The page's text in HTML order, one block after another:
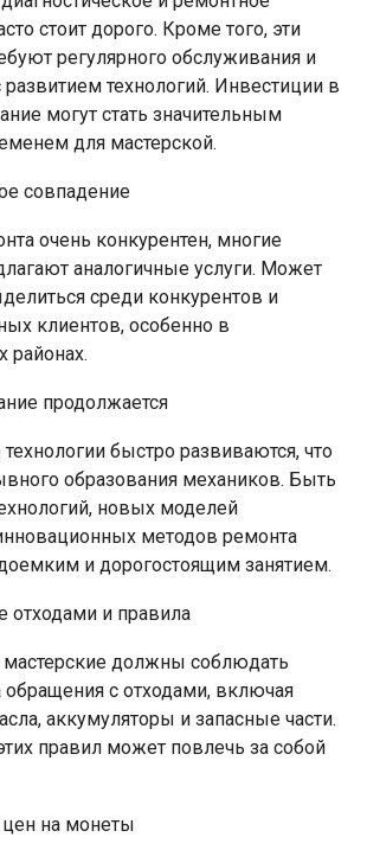
стоит дорого. Кроме того, эти
регулярного обслуживания и
развитием технологий. Инвестиции в
могут стать значительным
для мастерской.
совпадение
очень конкурентен, многие
аналогичные услуги. Может
среди конкурентов и
клиентов, особенно в
районах.
продолжается
быстро развиваются, что
образования механиков. Быть
новых моделей
методов ремонта
и дорогостоящим занятием.
отходами и правила
должны соблюдать
обращения с отходами, включая
аккумуляторы и запасные части.
правил может повлечь за собой
цен на монеты